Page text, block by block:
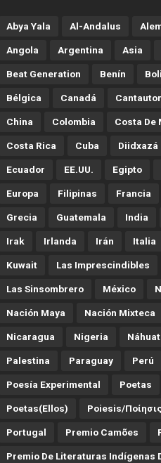
Abya Yala Al-Andalus
Angola Argentina Asia
Beat Generation Benín
Bélgica Canadá
China Colombia Costa De
Costa Rica Cuba Diidxazá
Ecuador EE.UU. Egipto
Europa Filipinas Francia
Grecia Guatemala India
Irak Irlanda Irán Italia
Kuwait Las Imprescindibles
Las Sinsombrero México
Nación Maya Nación Mixteca
Nicaragua Nigeria
Palestina Paraguay Perú
Poesía Experimental Poetas
Poetas(Ellos) Poiesis/
Portugal Premio Camões
Premio De Literaturas Indígenas